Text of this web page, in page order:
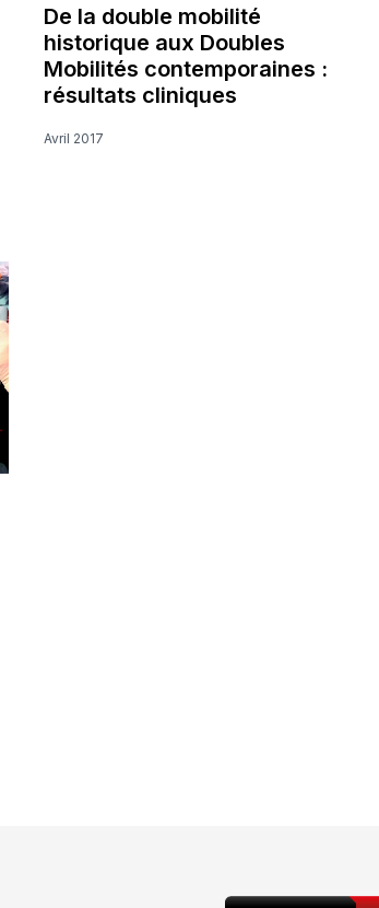
De la double mobilité
historique aux Doubles
Mobilités contemporaines :
résultats cliniques
Avril 2017